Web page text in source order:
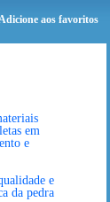
aos favoritos
em
e
e
da pedra